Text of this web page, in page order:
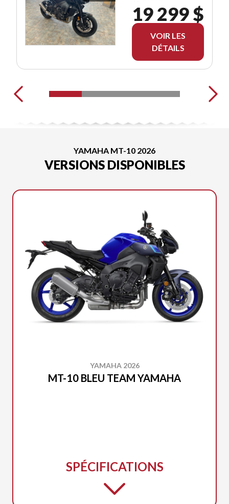
19 299 $
VOIR LES
DÉTAILS
YAMAHA MT-10 2026
VERSIONS DISPONIBLES
YAMAHA 2026
MT-10 BLEU TEAM YAMAHA
SPÉCIFICATIONS